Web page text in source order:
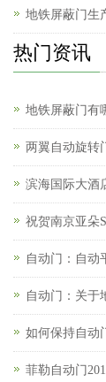
地铁屏蔽门生
热门资讯
地铁屏蔽门有
两翼自动旋转
滨海国际大酒
祝贺南京亚朵
自动门：自动
自动门：关于
如何保持自动
菲勒自动门